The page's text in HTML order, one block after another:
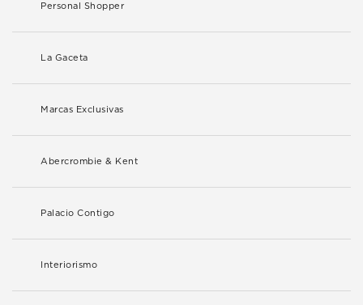
Personal Shopper
La Gaceta
Marcas Exclusivas
Abercrombie & Kent
Palacio Contigo
Interiorismo